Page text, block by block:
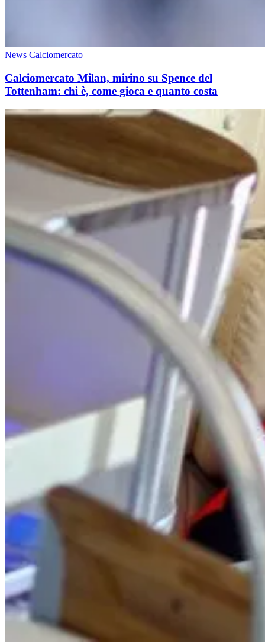
News Calciomercato
Calciomercato Milan, mirino su Spence del
Tottenham: chi è, come gioca e quanto costa